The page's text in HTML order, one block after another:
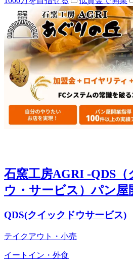
石窯工房AGRI -QDS（
ウ・サービス）パン屋
QDS(クイックドウサービス)
テイクアウト・小売
イートイン・外食